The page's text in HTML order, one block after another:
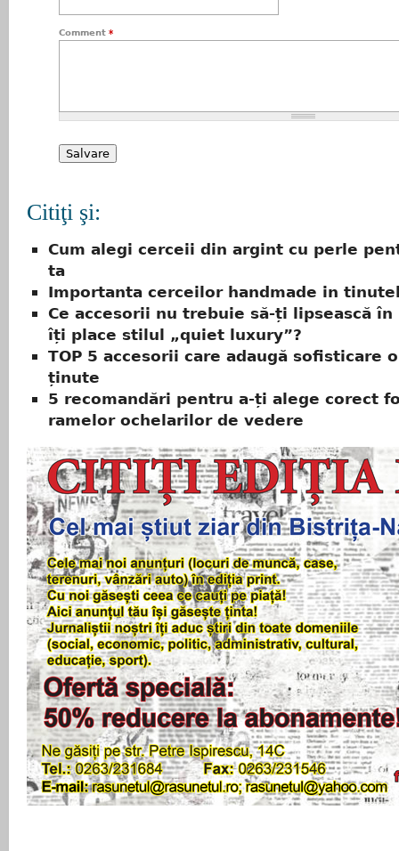
Comment *
Citiţi şi:
Cum alegi cerceii din argint cu perle
ta
Importanta cerceilor handmade in
Ce accesorii nu trebuie să-ți lipsească în
îți place stilul „quiet luxury”?
TOP 5 accesorii care adaugă sofisticare
ținute
5 recomandări pentru a-ți alege corect
ramelor ochelarilor de vedere